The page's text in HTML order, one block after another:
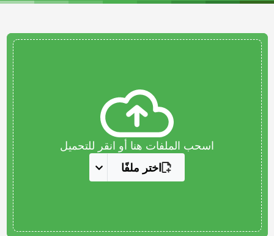
اسحب الملفات هنا أو انقر للتحميل
اختر ملفًا